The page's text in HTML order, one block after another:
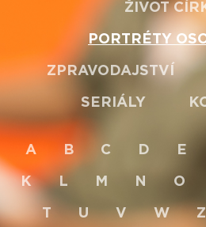
ŽIVOT
PORTRÉTY
ZPRAVODAJSTVÍ
SERIÁLY
A B C D E
K L M N O
T U V W Z